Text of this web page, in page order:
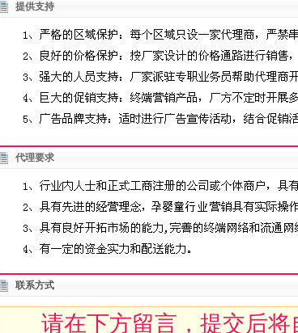
提供支持
代理要求
联系方式
请在下方留言，提交后